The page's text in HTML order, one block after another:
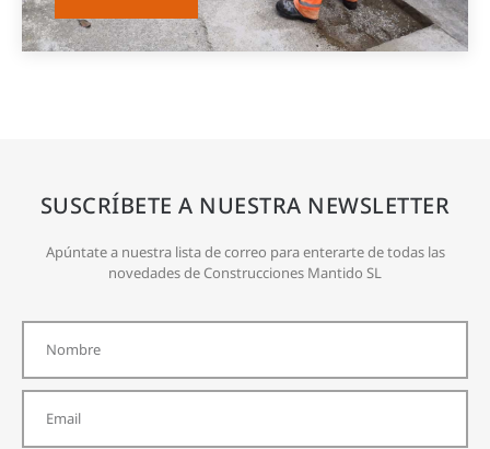
SUSCRÍBETE A NUESTRA NEWSLETTER
Apúntate a nuestra lista de correo para enterarte de todas las
novedades de Construcciones Mantido SL